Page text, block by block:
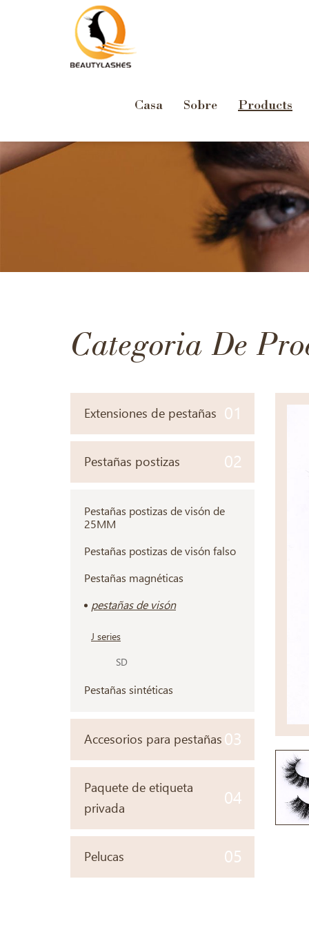
Casa Sobre Products
Categoria De
Extensiones de pestañas 01
Pestañas postizas 02
Pestañas postizas de visón de
25MM
Pestañas postizas de visón falso
Pestañas magnéticas
pestañas de visón
J series
SD
Pestañas sintéticas
Accesorios para pestañas 03
Paquete de etiqueta
privada
04
Pelucas 05